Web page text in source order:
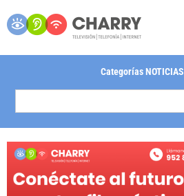
Categorías NOTICIAS